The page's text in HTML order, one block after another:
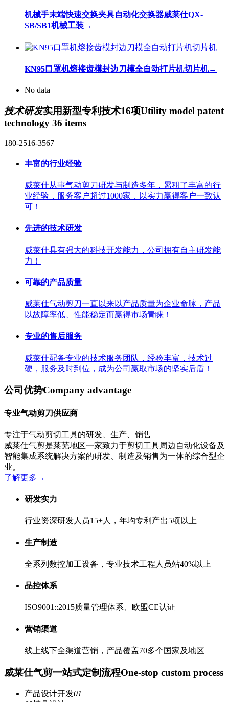
机械手末端快速交换夹具自动化交换器威莱仕QX-
SB/SB1机械工装→
KN95口罩机熔接齿模封边刀模全自动打片机切片机→
No data
技术研发实用新型专利技术16项Utility model patent
technology 36 items
180-2516-3567
丰富的行业经验
威莱仕从事气动剪刀研发与制造多年，累积了丰富的行
业经验，服务客户超过1000家，以实力赢得客户一致认
可！
先进的技术研发
威莱仕具有强大的科技开发能力，公司拥有自主研发能
力！
可靠的产品质量
威莱仕气动剪刀一直以来以产品质量为企业命脉，产品
以故障率低、性能稳定而赢得市场青睐！
专业的售后服务
威莱仕配备专业的技术服务团队，经验丰富，技术过
硬，服务及时到位，成为公司赢取市场的坚实后盾！
公司优势Company advantage
专业气动剪刀供应商
专注于气动剪切工具的研发、生产、销售
威莱仕气剪是莱芜地区一家致力于剪切工具周边自动化设备及
智能集成系统解决方案的研发、制造及销售为一体的综合型企
业。
了解更多 →
研发实力
行业资深研发人员15+人，年均专利产出5项以上
生产制造
全系列数控加工设备，专业技术工程人员站40%以上
品控体系
ISO9001::2015质量管理体系、欧盟CE认证
营销渠道
线上线下全渠道营销，产品覆盖70多个国家及地区
威莱仕气剪一站式定制流程One-stop custom process
产品设计开发01